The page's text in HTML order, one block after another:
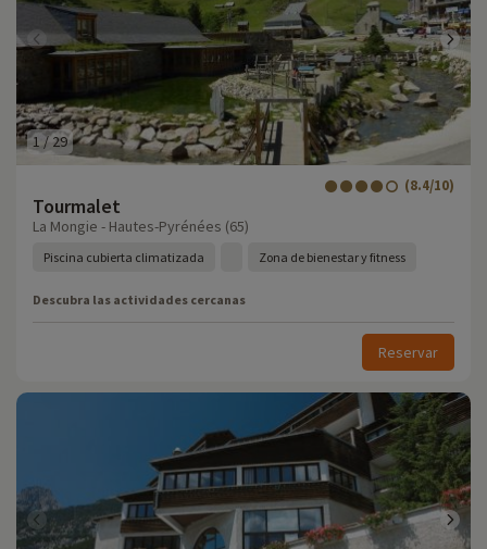
1 /29
Tourmalet
(8.4/10)
La Mongie - Hautes-Pyrénées (65)
Piscina cubierta climatizada Zona de bienestar y fitness
Descubra las actividades cercanas
Reservar